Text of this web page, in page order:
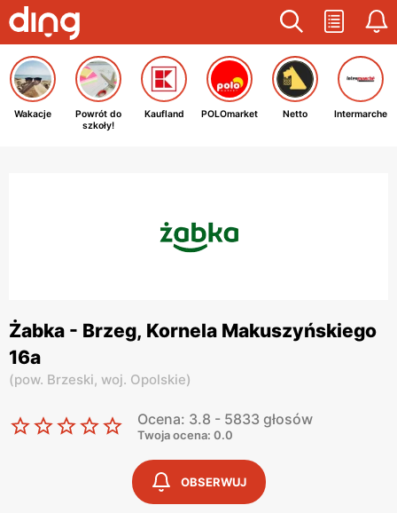
Wakacje
Powrót do
szkoły!
Kaufland POLOmarket Netto Intermarche
Żabka - Brzeg, Kornela Makuszyńskiego
16a
(pow. Brzeski, woj. Opolskie)
Ocena: 3.8 - 5833 głosów
Twoja ocena: 0.0
OBSERWUJ